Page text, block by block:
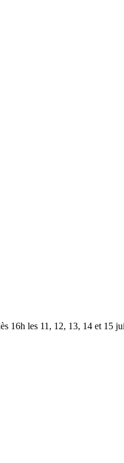
16h les 11, 12, 13, 14 et 15